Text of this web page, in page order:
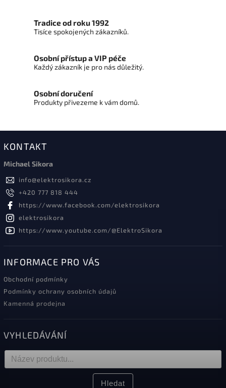
Tradice od roku 1992
Tisíce spokojených zákazníků.
Osobní přístup a VIP péče
Každý zákazník je pro nás důležitý.
Osobní doručení
Produkty přivezeme k vám domů.
KONTAKT
Michael Sikora
info@elektrosikora.cz
+420 777 818 444
https://www.facebook.com/elektrosikora
elektrosikora
https://www.youtube.com/@ElektroSikora
INFORMACE PRO VÁS
Obchodní podmínky
Podmínky ochrany osobních údajů
Kamenná prodejna
VYHLEDÁVÁNÍ
Hledat